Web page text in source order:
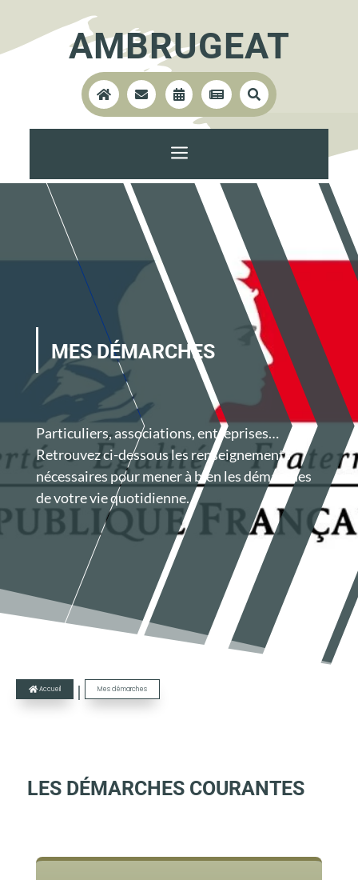
AMBRUGEAT
    
a
MES DÉMARCHES
Particuliers, associations, entreprises…
Retrouvez ci-dessous les renseignements
nécessaires pour mener à bien les démarches
de votre vie quotidienne.
 Accueil | Mes démarches
LES DÉMARCHES COURANTES